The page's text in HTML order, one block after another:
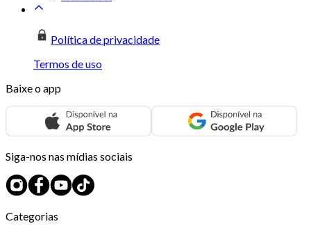
Política de privacidade
Termos de uso
Baixe o app
Siga-nos nas mídias sociais
Categorias